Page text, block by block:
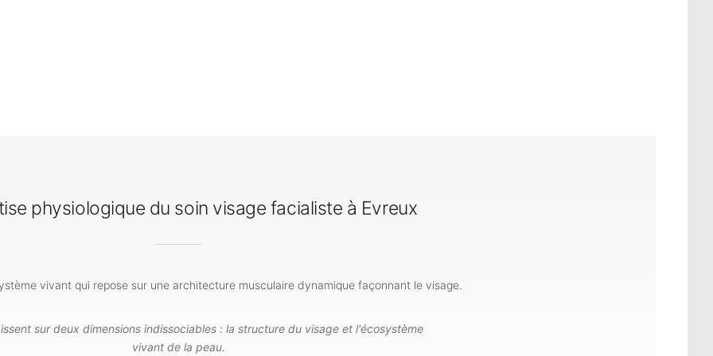
physiologique du soin visage facialiste à Evreux
vivant qui repose sur une architecture musculaire dynamique façonnant le visage.
sur deux dimensions indissociables : la structure du visage et l'écosystème
vivant de la peau.